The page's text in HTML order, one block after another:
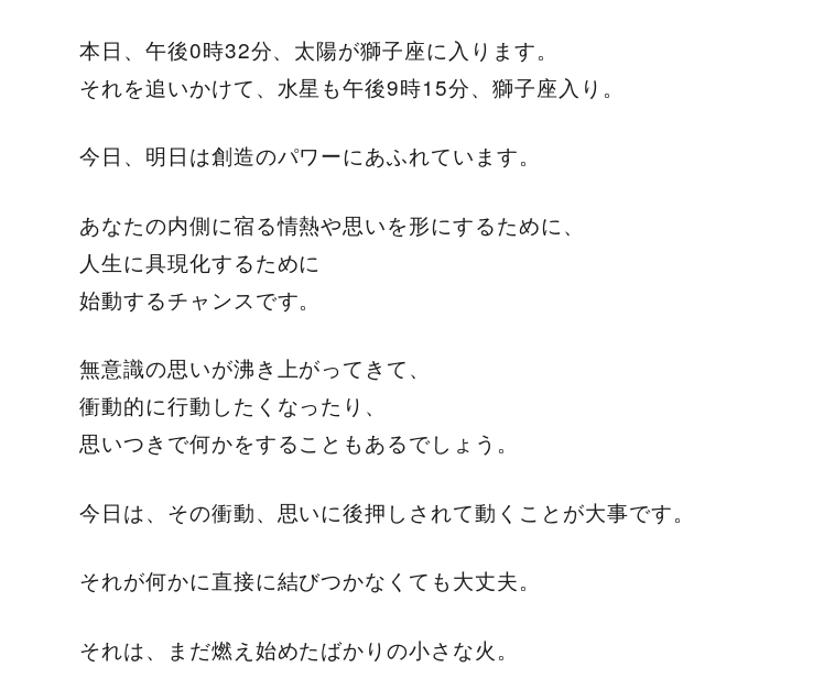
本日、午後0時32分、太陽が獅子座に入ります。
それを追いかけて、水星も午後9時15分、獅子座入り。
今日、明日は創造のパワーにあふれています。
あなたの内側に宿る情熱や思いを形にするために、
人生に具現化するために
始動するチャンスです。
無意識の思いが沸き上がってきて、
衝動的に行動したくなったり、
思いつきで何かをすることもあるでしょう。
今日は、その衝動、思いに後押しされて動くことが大事です。
それが何かに直接に結びつかなくても大丈夫。
それは、まだ燃え始めたばかりの小さな火。